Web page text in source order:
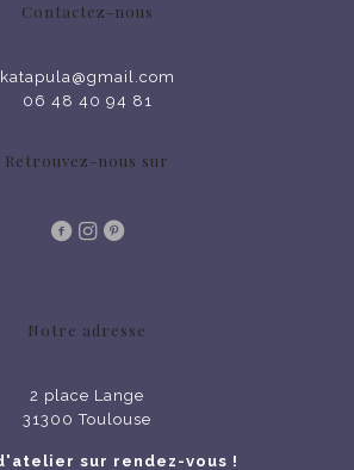
Contactez-nous
katapula@gmail.com
06 48 40 94 81
Retrouvez-nous sur
Notre adresse
2 place Lange
31300 Toulouse
sur rendez-vous !